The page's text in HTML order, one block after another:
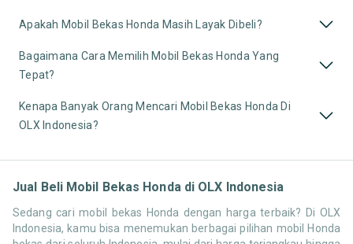
Apakah Mobil Bekas Honda Masih Layak Dibeli?
Bagaimana Cara Memilih Mobil Bekas Honda Yang
Tepat?
Kenapa Banyak Orang Mencari Mobil Bekas Honda Di
OLX Indonesia?
Jual Beli Mobil Bekas Honda di OLX Indonesia
Sedang cari mobil bekas Honda dengan harga terbaik? Di OLX
Indonesia, kamu bisa menemukan berbagai pilihan mobil Honda